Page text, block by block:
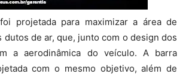
projetada para maximizar a área de
dutos de ar, que, junto com o design dos
a aerodinâmica do veículo. A barra
com o mesmo objetivo, além de